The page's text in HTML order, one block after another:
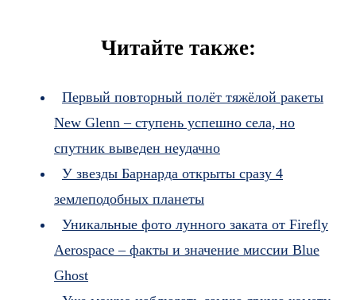
Читайте также:
Первый повторный полёт тяжёлой ракеты
New Glenn – ступень успешно села, но
спутник выведен неудачно
У звезды Барнарда открыты сразу 4
землеподобных планеты
Уникальные фото лунного заката от Firefly
Aerospace – факты и значение миссии Blue
Ghost